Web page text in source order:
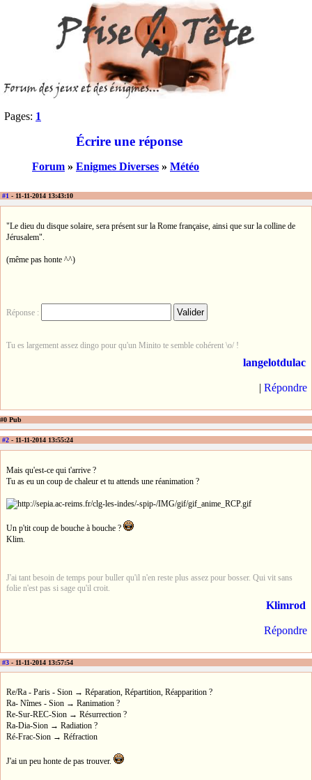
Pages: 1
Écrire une réponse
Forum » Enigmes Diverses » Météo
#1 - 11-11-2014 13:43:10
"Le dieu du disque solaire, sera présent sur la Rome française, ainsi que sur la colline de
Jérusalem".
(même pas honte ^^)
Réponse :
Tu es largement assez dingo pour qu'un Minito te semble cohérent \o/ !
langelotdulac
| Répondre
#0 Pub
#2 - 11-11-2014 13:55:24
Mais qu'est-ce qui t'arrive ?
Tu as eu un coup de chaleur et tu attends une réanimation ?
Un p'tit coup de bouche à bouche ?
Klim.
J'ai tant besoin de temps pour buller qu'il n'en reste plus assez pour bosser. Qui vit sans
folie n'est pas si sage qu'il croit.
Klimrod
Répondre
#3 - 11-11-2014 13:57:54
Re/Ra - Paris - Sion → Réparation, Répartition, Réapparition ?
Ra- Nîmes - Sion → Ranimation ?
Re-Sur-REC-Sion → Résurrection ?
Ra-Dia-Sion → Radiation ?
Ré-Frac-Sion → Réfraction
J'ai un peu honte de pas trouver.